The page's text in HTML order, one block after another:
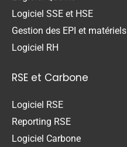
Logiciel SSE et HSE
Gestion des EPI et matériels
Logiciel RH
RSE et Carbone
Logiciel RSE
Reporting RSE
Logiciel Carbone